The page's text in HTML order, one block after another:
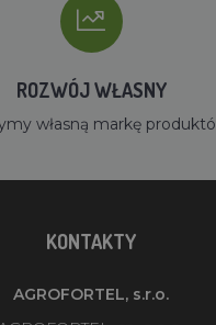
ROZWÓJ WŁASNY
własną markę
KONTAKTY
AGROFORTEL, s.r.o.